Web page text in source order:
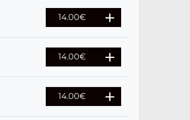
14.00€
14.00€
14.00€